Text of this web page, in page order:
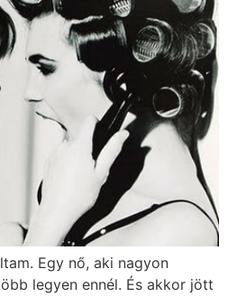
Egy nő, aki nagyon
legyen ennél. És akkor jött